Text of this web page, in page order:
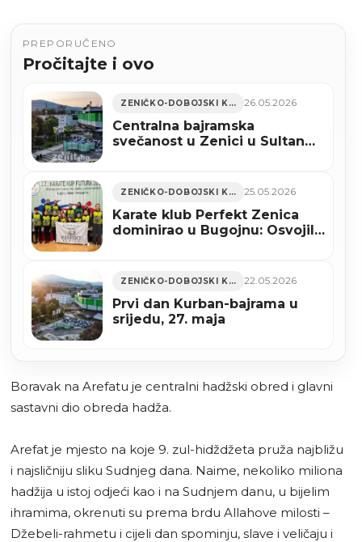
PREPORUČENO
Pročitajte i ovo
ZENIČKO-DOBOJSKI KANTON 26.05.2026
Centralna bajramska
svečanost u Zenici u Sultan
ZENIČKO-DOBOJSKI KANTON 25.05.2026
Karate klub Perfekt Zenica
dominirao u Bugojnu: Osvojili
ZENIČKO-DOBOJSKI KANTON 22.05.2026
Prvi dan Kurban-bajrama u
srijedu, 27. maja
Boravak na Arefatu je centralni hadžski obred i glavni
sastavni dio obreda hadža.
Arefat je mjesto na koje 9. zul-hidždžeta pruža najbližu
i najsličniju sliku Sudnjeg dana. Naime, nekoliko miliona
hadžija u istoj odjeći kao i na Sudnjem danu, u bijelim
ihramima, okrenuti su prema brdu Allahove milosti –
Džebeli-rahmetu i cijeli dan spominju, slave i veličaju i